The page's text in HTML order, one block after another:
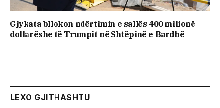
Gjykata bllokon ndërtimin e sallës 400 milionë
dollarëshe të Trumpit në Shtëpinë e Bardhë
LEXO GJITHASHTU